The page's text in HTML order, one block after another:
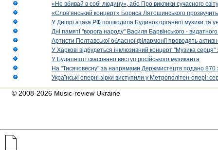
«Не вбивай в собі людину», або Про виклики сучасного світу
«Слов’янський концерт» Бориса Лятошинського
У Дніпрі атака РФ пошкодила Будинок органної музики та
Дні памяті "ворога народу" Василя Барвінського -
Артисти Полтавської обласної філармонії проводять
У Харкові відбудеться інклюзивний концерт "Музика
У Будапешті скасовано виступ російського музиканта
На "Тисячовесну" за напрямами Держмистецтв подано 870
Українські оперні зірки виступили у Метрополітен-опері:
© 2008-2026 Music-review Ukraine